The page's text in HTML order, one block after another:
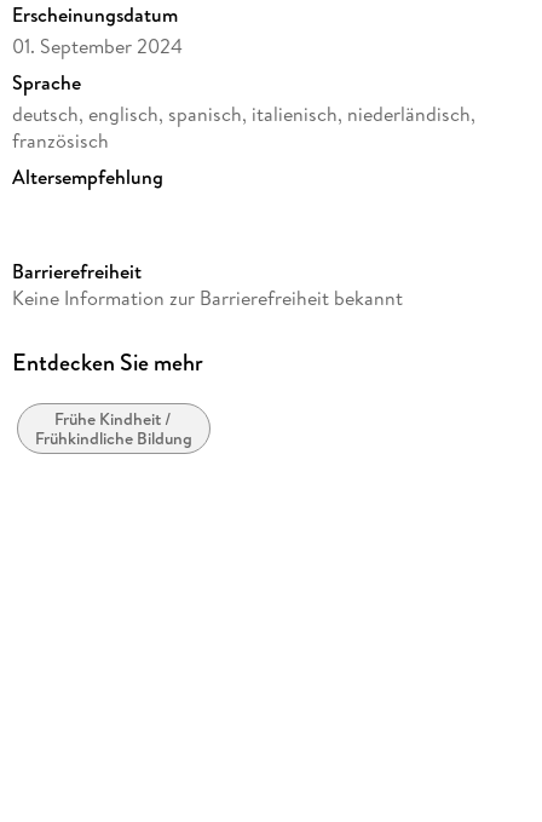
Erscheinungsdatum
01. September 2024
Sprache
deutsch, englisch, spanisch, italienisch, niederländisch,
französisch
Altersempfehlung
Erwachsenenpuzzle Standard
Verlag/Hersteller
Rätsel
Gewicht
Barrierefreiheit
Keine Information zur Barrierefreiheit bekannt
Entdecken Sie mehr
Frühe Kindheit /
Frühkindliche Bildung